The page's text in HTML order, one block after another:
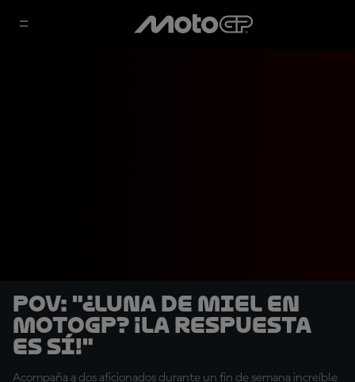
POV: "¿Luna de miel en
MotoGP? ¡La respuesta
es sí!"
Acompaña a dos aficionados durante un fin de semana increíble